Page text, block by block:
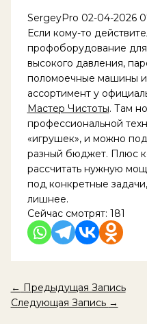
SergeyPro 02-04-2026
Если кому-то
профоборудование
высокого давления,
поломоечные машины и
ассортимент у
Мастер Чистоты. Там
профессиональной
«игрушек», и можно
разный бюджет. Плюс
рассчитать нужную
под конкретные
лишнее.
Сейчас смотрят: 181
← Предыдущая Запись
Следующая Запись →